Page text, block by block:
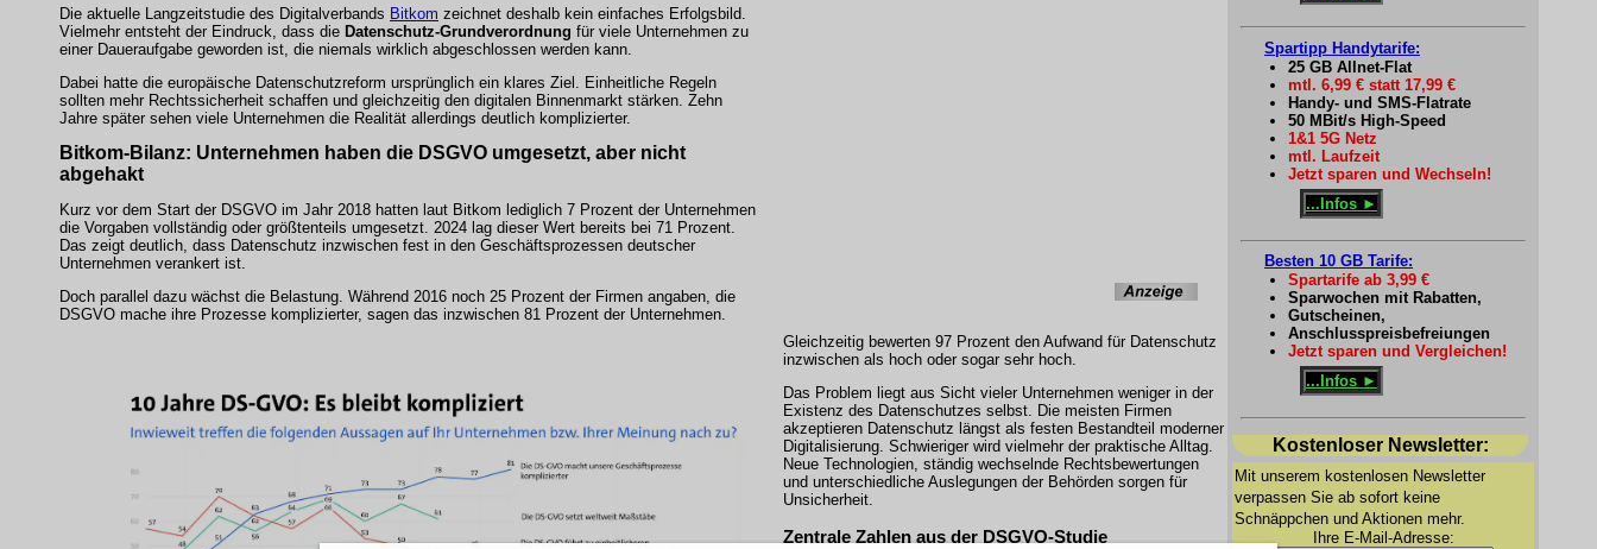
Die aktuelle Langzeitstudie des Digitalverbands Bitkom zeichnet deshalb kein einfaches Erfolgsbild.
Vielmehr entsteht der Eindruck, dass die Datenschutz-Grundverordnung für viele Unternehmen zu
einer Daueraufgabe geworden ist, die niemals wirklich abgeschlossen werden kann.
Dabei hatte die europäische Datenschutzreform ursprünglich ein klares Ziel. Einheitliche Regeln
sollten mehr Rechtssicherheit schaffen und gleichzeitig den digitalen Binnenmarkt stärken. Zehn
Jahre später sehen viele Unternehmen die Realität allerdings deutlich komplizierter.
Bitkom-Bilanz: Unternehmen haben die DSGVO umgesetzt, aber nicht
abgehakt
Kurz vor dem Start der DSGVO im Jahr 2018 hatten laut Bitkom lediglich 7 Prozent der Unternehmen
die Vorgaben vollständig oder größtenteils umgesetzt. 2024 lag dieser Wert bereits bei 71 Prozent.
Das zeigt deutlich, dass Datenschutz inzwischen fest in den Geschäftsprozessen deutscher
Unternehmen verankert ist.
Doch parallel dazu wächst die Belastung. Während 2016 noch 25 Prozent der Firmen angaben, die
DSGVO mache ihre Prozesse komplizierter, sagen das inzwischen 81 Prozent der Unternehmen.
Gleichzeitig bewerten 97 Prozent den Aufwand für Datenschutz
inzwischen als hoch oder sogar sehr hoch.
Das Problem liegt aus Sicht vieler Unternehmen weniger in der
Existenz des Datenschutzes selbst. Die meisten Firmen
akzeptieren Datenschutz längst als festen Bestandteil moderner
Digitalisierung. Schwieriger wird vielmehr der praktische Alltag.
Neue Technologien, ständig wechselnde Rechtsbewertungen
und unterschiedliche Auslegungen der Behörden sorgen für
Unsicherheit.
Zentrale Zahlen aus der DSGVO-Studie
Spartipp Handytarife:
25 GB Allnet-Flat
mtl. 6,99 € statt 17,99 €
Handy- und SMS-Flatrate
50 MBit/s High-Speed
1&1 5G Netz
mtl. Laufzeit
Jetzt sparen und Wechseln!
...Infos ►
Besten 10 GB Tarife:
Spartarife ab 3,99 €
Sparwochen mit Rabatten,
Gutscheinen,
Anschlusspreisbefreiungen
Jetzt sparen und Vergleichen!
...Infos ►
Kostenloser Newsletter:
Mit unserem kostenlosen Newsletter
verpassen Sie ab sofort keine
Schnäppchen und Aktionen mehr.
Ihre E-Mail-Adresse: